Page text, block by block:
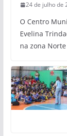
24 de julho de
O Centro
Evelina
na zona